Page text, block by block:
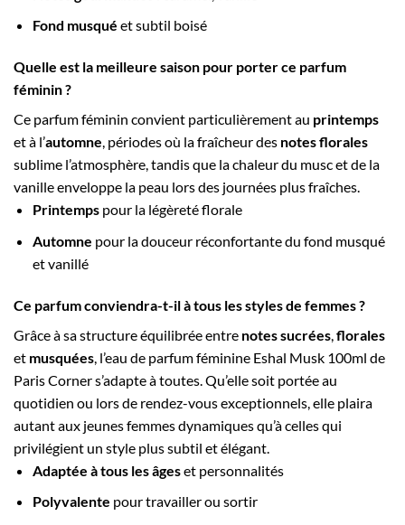
Fond musqué et subtil boisé
Quelle est la meilleure saison pour porter ce parfum
féminin ?
Ce parfum féminin convient particulièrement au printemps
et à l’automne, périodes où la fraîcheur des notes florales
sublime l’atmosphère, tandis que la chaleur du musc et de la
vanille enveloppe la peau lors des journées plus fraîches.
Printempspour la légèreté florale
Automne pour la douceur réconfortante du fond musqué
et vanillé
Ce parfum conviendra-t-il à tous les styles de femmes ?
Grâce à sa structure équilibrée entre notes sucrées florales
et musquées , l’eau de parfum féminine Eshal Musk 100ml de
Paris Corner s’adapte à toutes. Qu’elle soit portée au
quotidien ou lors de rendez-vous exceptionnels, elle plaira
autant aux jeunes femmes dynamiques qu’à celles qui
privilégient un style plus subtil et élégant.
Adaptée à tous les âgeset personnalités
Polyvalente pour travailler ou sortir